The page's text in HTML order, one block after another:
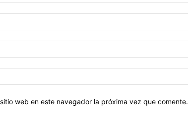
web en este navegador la próxima vez que comente.